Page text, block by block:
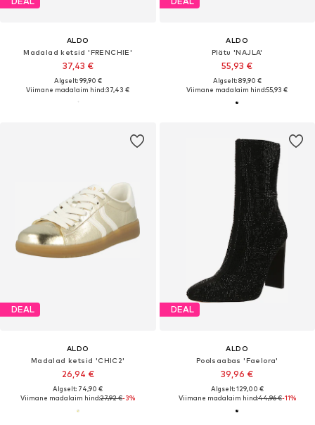
ALDO
Madalad ketsid 'FRENCHIE'
37,43 €
Algselt: 99,90 €
Viimane madalaim hind:37,43 €
ALDO
Plätu 'NAJLA'
55,93 €
Algselt: 89,90 €
Viimane madalaim hind:55,93 €
DEAL
ALDO
Madalad ketsid 'CHIC2'
26,94 €
Algselt: 74,90 €
Viimane madalaim hind:27,92 €-3%
DEAL
ALDO
Poolsaabas 'Faelora'
39,96 €
Algselt: 129,00 €
Viimane madalaim hind:44,96 €-11%